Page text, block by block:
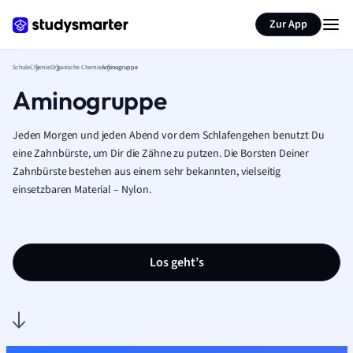
Zur App
SchuleChemieOrganische ChemieAminogruppe
Aminogruppe
Jeden Morgen und jeden Abend vor dem Schlafengehen benutzt Du
eine Zahnbürste, um Dir die Zähne zu putzen. Die Borsten Deiner
Zahnbürste bestehen aus einem sehr bekannten, vielseitig
einsetzbaren Material – Nylon.
Los geht’s
Seite zusammenfassen